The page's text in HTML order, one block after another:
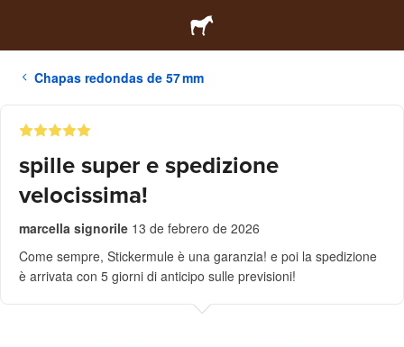
Chapas redondas de 57 mm
spille super e spedizione
velocissima!
marcella signorile 13 de febrero de 2026
Come sempre, Stickermule è una garanzia! e poi la spedizione
è arrivata con 5 giorni di anticipo sulle previsioni!